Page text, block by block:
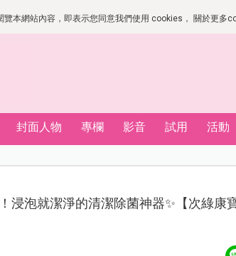
本網站內容，即表示您同意我們使用 cookies， 關於更多
封面人物 專欄 影音 試用 活動
浸泡就潔淨的清潔除菌神器✨【次綠康